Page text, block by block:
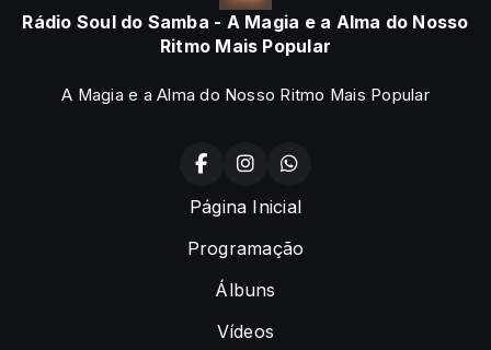
Rádio Soul do Samba - A Magia e a Alma do Nosso
Ritmo Mais Popular
A Magia e a Alma do Nosso Ritmo Mais Popular
Página Inicial
Programação
Álbuns
Vídeos